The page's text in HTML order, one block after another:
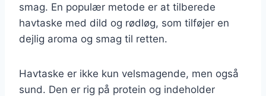
smag. En populær metode er at tilberede
havtaske med dild og rødløg, som tilføjer en
dejlig aroma og smag til retten.
Havtaske er ikke kun velsmagende, men også
sund. Den er rig på protein og indeholder